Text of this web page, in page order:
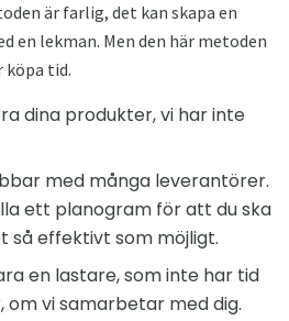
är farlig, det kan skapa en
en lekman. Men den här metoden
köpa tid.
dina produkter, vi har inte
med många leverantörer.
ett planogram för att du ska
så effektivt som möjligt.
en lastare, som inte har tid
om vi samarbetar med dig.